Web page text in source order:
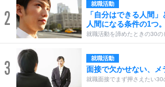
2
就職活動
「自分はできる人間
人間になる条件の1つ。
就職活動を諦めたときの30の
3 就職活動
面接で欠かせない、メ
就職面接でまず押さえたい30